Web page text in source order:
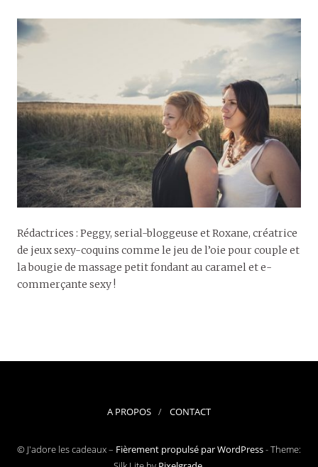
Rédactrices : Peggy, serial-bloggeuse et Roxane, créatrice
de jeux sexy-coquins comme le jeu de l’oie pour couple et
la bougie de massage petit fondant au caramel et e-
commerçante sexy !
A PROPOS CONTACT
© J'adore les cadeaux – Fièrement propulsé par WordPress-Theme: